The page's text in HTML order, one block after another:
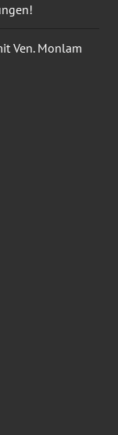
Ven. Monlam